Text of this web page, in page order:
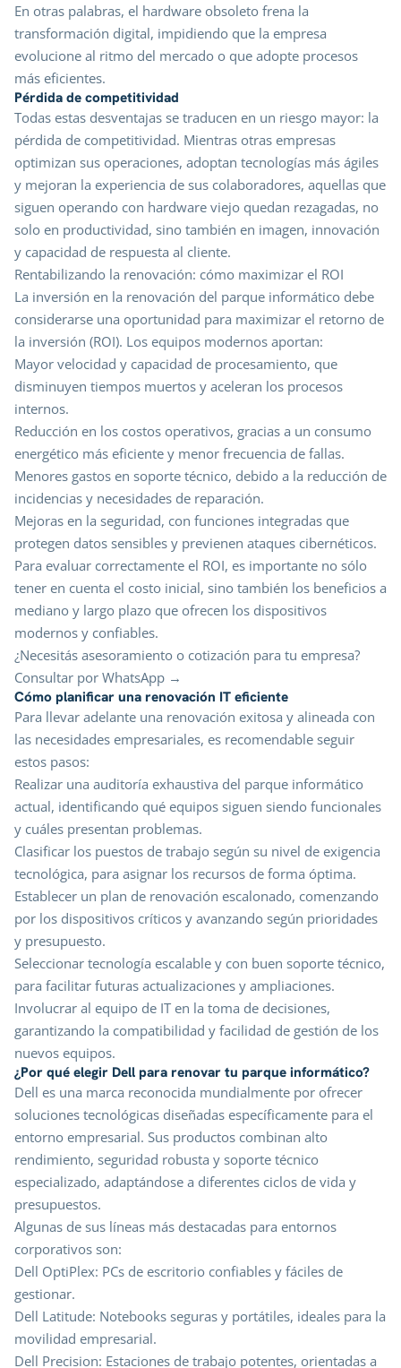
En otras palabras, el hardware obsoleto frena la
transformación digital, impidiendo que la empresa
evolucione al ritmo del mercado o que adopte procesos
más eficientes.
Pérdida de competitividad
Todas estas desventajas se traducen en un riesgo mayor: la
pérdida de competitividad. Mientras otras empresas
optimizan sus operaciones, adoptan tecnologías más ágiles
y mejoran la experiencia de sus colaboradores, aquellas que
siguen operando con hardware viejo quedan rezagadas, no
solo en productividad, sino también en imagen, innovación
y capacidad de respuesta al cliente.
Rentabilizando la renovación: cómo maximizar el ROI
La inversión en la renovación del parque informático debe
considerarse una oportunidad para maximizar el retorno de
la inversión (ROI). Los equipos modernos aportan:
Mayor velocidad y capacidad de procesamiento, que
disminuyen tiempos muertos y aceleran los procesos
internos.
Reducción en los costos operativos, gracias a un consumo
energético más eficiente y menor frecuencia de fallas.
Menores gastos en soporte técnico, debido a la reducción de
incidencias y necesidades de reparación.
Mejoras en la seguridad, con funciones integradas que
protegen datos sensibles y previenen ataques cibernéticos.
Para evaluar correctamente el ROI, es importante no sólo
tener en cuenta el costo inicial, sino también los beneficios a
mediano y largo plazo que ofrecen los dispositivos
modernos y confiables.
¿Necesitás asesoramiento o cotización para tu empresa?
Consultar por WhatsApp →
Cómo planificar una renovación IT eficiente
Para llevar adelante una renovación exitosa y alineada con
las necesidades empresariales, es recomendable seguir
estos pasos:
Realizar una auditoría exhaustiva del parque informático
actual, identificando qué equipos siguen siendo funcionales
y cuáles presentan problemas.
Clasificar los puestos de trabajo según su nivel de exigencia
tecnológica, para asignar los recursos de forma óptima.
Establecer un plan de renovación escalonado, comenzando
por los dispositivos críticos y avanzando según prioridades
y presupuesto.
Seleccionar tecnología escalable y con buen soporte técnico,
para facilitar futuras actualizaciones y ampliaciones.
Involucrar al equipo de IT en la toma de decisiones,
garantizando la compatibilidad y facilidad de gestión de los
nuevos equipos.
¿Por qué elegir Dell para renovar tu parque informático?
Dell es una marca reconocida mundialmente por ofrecer
soluciones tecnológicas diseñadas específicamente para el
entorno empresarial. Sus productos combinan alto
rendimiento, seguridad robusta y soporte técnico
especializado, adaptándose a diferentes ciclos de vida y
presupuestos.
Algunas de sus líneas más destacadas para entornos
corporativos son:
Dell OptiPlex: PCs de escritorio confiables y fáciles de
gestionar.
Dell Latitude: Notebooks seguras y portátiles, ideales para la
movilidad empresarial.
Dell Precision: Estaciones de trabajo potentes, orientadas a